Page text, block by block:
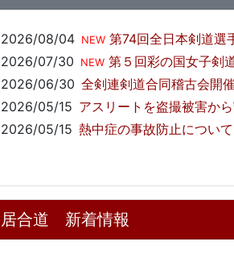
2026/08/04 NEW 第74回全日本剣道選手
2026/07/30
NEW 第５回彩の国女子剣
2026/06/30 全剣連剣道合同稽古会開
2026/05/15 アスリートを盗撮被害か
2026/05/15 熱中症の事故防止について
居合道 新着情報